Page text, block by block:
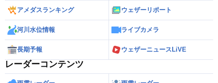
アメダスランキング ウェザーリポート
河川水位情報 ライブカメラ
長期予報 ウェザーニュースLiVE
レーダーコンテンツ